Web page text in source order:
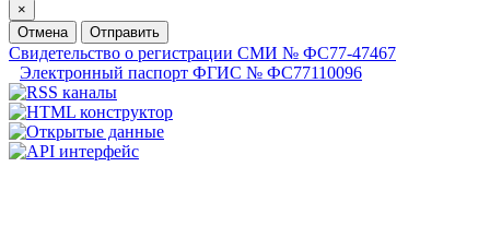
×
Отмена
Отправить
Свидетельство о регистрации СМИ № ФС77-47467
Электронный паспорт ФГИС № ФС77110096